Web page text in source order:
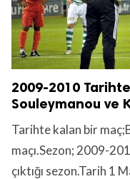
2009-2010
Souleymanou ve
Tarihte kalan bir
maçı.Sezon; 2009-
çıktığı sezon.Tarih 1